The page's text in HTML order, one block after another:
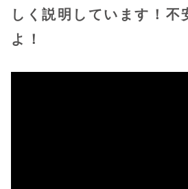
しく説明しています！不
よ！